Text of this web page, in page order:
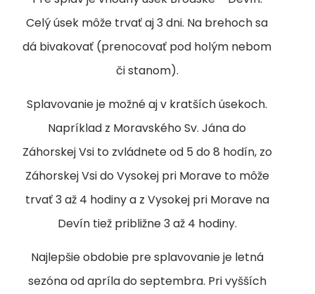
Celý úsek môže trvať aj 3 dni. Na brehoch sa
dá bivakovať (prenocovať pod holým nebom
či stanom).
Splavovanie je možné aj v kratších úsekoch.
Napríklad z Moravského Sv. Jána do
Záhorskej Vsi to zvládnete od 5 do 8 hodín, zo
Záhorskej Vsi do Vysokej pri Morave to môže
trvať 3 až 4 hodiny a z Vysokej pri Morave na
Devín tiež približne 3 až 4 hodiny.
Najlepšie obdobie pre splavovanie je letná
sezóna od apríla do septembra. Pri vyšších